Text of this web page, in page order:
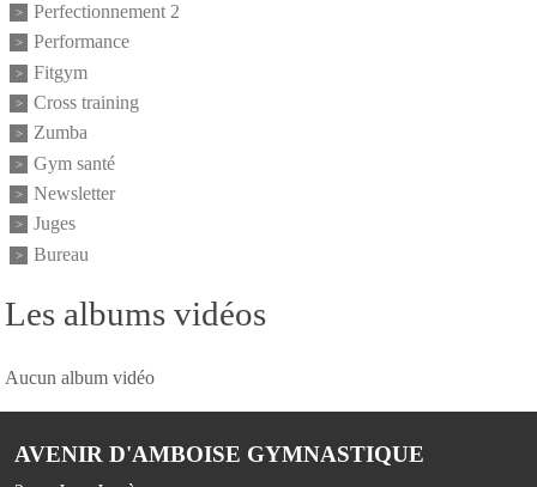
Les albums vidéos
Aucun album vidéo
Perfectionnement 2
Performance
Fitgym
Cross training
Zumba
Gym santé
Newsletter
Juges
Bureau
AVENIR D'AMBOISE GYMNASTIQUE